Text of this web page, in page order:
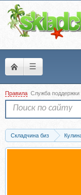
☰
Правила Служба поддержки
Складчина биз
Скачать Базовый